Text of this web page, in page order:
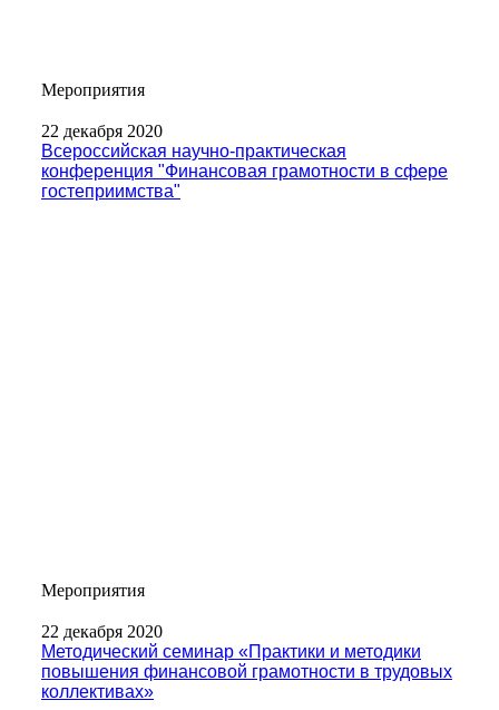
Мероприятия
22 декабря 2020
Всероссийская научно-практическая
конференция "Финансовая грамотности в сфере
гостеприимства"
Мероприятия
22 декабря 2020
Методический семинар «Практики и методики
повышения финансовой грамотности в трудовых
коллективах»